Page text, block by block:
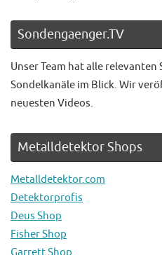
Sondengaenger.TV
Unser Team hat alle relevanten
Sondelkanäle im Blick. Wir
neuesten Videos.
Metalldetektor Shops
Metalldetektor.com
Detektorprofis
Deus Shop
Fisher Shop
Garrett Shop